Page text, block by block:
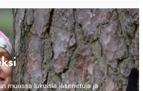
muassa lukuisia jäsenetuja ja